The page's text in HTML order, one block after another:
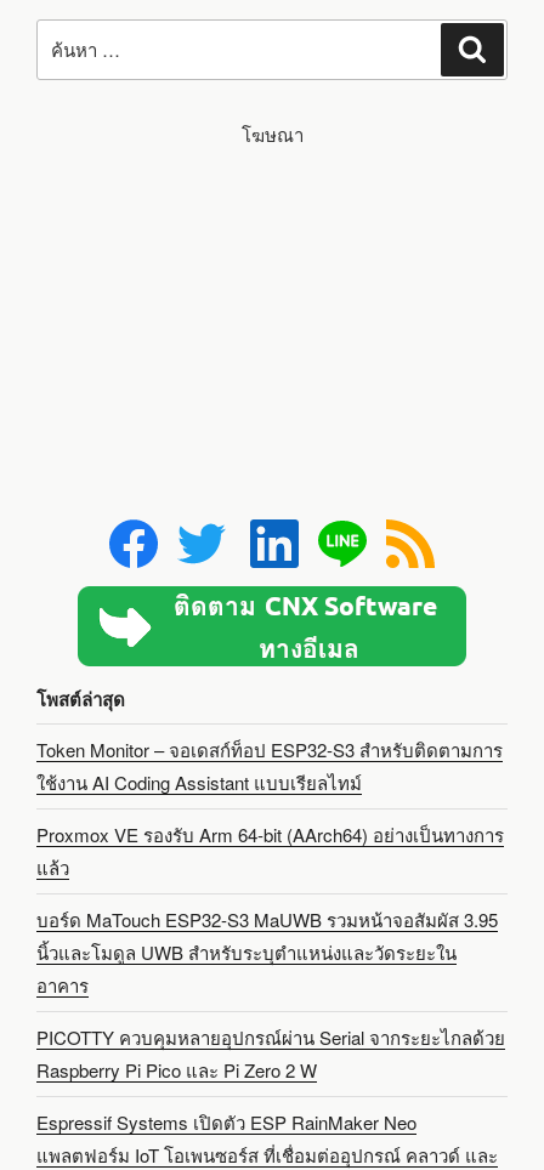
ค้นหา:
โฆษณา
โพสต์ล่าสุด
Token Monitor – จอเดสก์ท็อป ESP32-S3 สำหรับติดตามการ
ใช้งาน AI Coding Assistant แบบเรียลไทม์
Proxmox VE รองรับ Arm 64-bit (AArch64) อย่างเป็นทางการ
แล้ว
บอร์ด MaTouch ESP32-S3 MaUWB รวมหน้าจอสัมผัส 3.95
นิ้วและโมดูล UWB สำหรับระบุตำแหน่งและวัดระยะใน
อาคาร
PICOTTY ควบคุมหลายอุปกรณ์ผ่าน Serial จากระยะไกลด้วย
Raspberry Pi Pico และ Pi Zero 2 W
Espressif Systems เปิดตัว ESP RainMaker Neo
แพลตฟอร์ม IoT โอเพนซอร์ส ที่เชื่อมต่ออุปกรณ์ คลาวด์ และ